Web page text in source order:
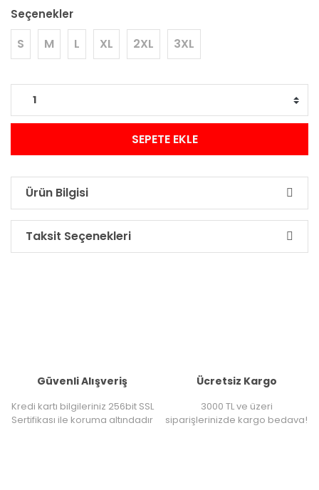
Seçenekler
S M L XL 2XL 3XL
SEPETE EKLE
Ürün Bilgisi
Taksit Seçenekleri
Güvenli Alışveriş
Kredi kartı bilgileriniz 256bit SSL
Sertifikası ile koruma altındadır
Ücretsiz Kargo
3000 TL ve üzeri
siparişlerinizde kargo bedava!